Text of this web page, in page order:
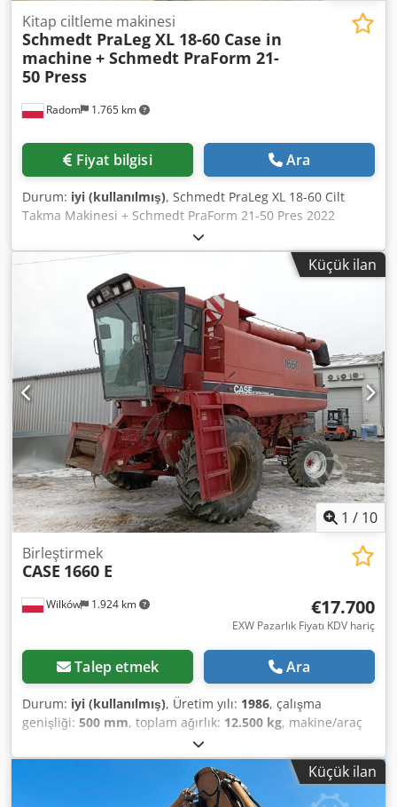
Radom 1.765 km
Kitap ciltleme makinesi
Schmedt PraLeg XL 18-60 Case in
machine + Schmedt PraForm 21-
50 Press
Fiyat bilgisi Ara
Durum: iyi (kullanılmış), Schmedt PraLeg XL 18-60 Cilt
Takma Makinesi + Schmedt PraForm 21-50 Pres 2022
üretimi. Dkedpfx Ahjzdazbjter Schmedt PraLeg XL 18-60
Kitap Blok Takma Makinesi Makine iyi durumda, kullanıma
hazır. Makine, kitap bloğunu hazırlanmış sert kapağa
takar. İki yapıştırıcı ünitesi, düzgün yapışkan kalınlığı ayarı.
Format: Blok yüksekliği: 80 – 450 mm Blok genişliği: 110 –
450 mm Blok kalınlığı: 2 – 80 mm Üretim hızı: yaklaşık 200 –
300 adet/saat Güç: 230V Ağırlık: 300 kg Almanya üretimi.
Schmedt PraForm 21-50 Kitap Presi Oyuk açma üniteli kitap
presi. Schmedt, Almanya üretimi. Makine çok iyi durumda
ve üretime hazır. Teknik özellikler: Maksimum format: 420
x 520 x 100 mm Ağırlık: 220 kg Güç: 230 V + basınçlı hava.
Fiyat, iki makineden oluşan set içindir.
Küçük ilan
1 / 10
Wilków 1.924 km
Birleştirmek
CASE 1660 E
€17.700
EXW Pazarlık Fiyatı KDV hariç
Talep etmek Ara
Durum: iyi (kullanılmış), Üretim yılı: 1986, çalışma
genişliği: 500 mm, toplam ağırlık: 12.500 kg, makine/araç
, CASE IH 1660 eksenel akış Marka: Case
IH Modeli: 1660 Yıl: 1987 Dkjdpfx Aevr Dxpjhtor Çalışma
saatleri: 3.300 saat Bölüm genişliği: 5,00 m Çeşitli ekipman
türleri: saman kıyıcı, saman serpme makinesi
Küçük ilan